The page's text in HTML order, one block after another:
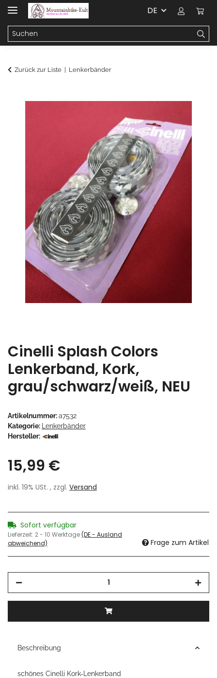
DE
Zurück zur Liste Lenkerbänder
Cinelli Splash Colors
Lenkerband, Kork,
grau/schwarz/weiß, NEU
Artikelnummer:a7532
Kategorie:
Lenkerbänder
Hersteller:
15,99 €
inkl. 19% USt. , zzgl. Versand
Sofort verfügbar
Lieferzeit: 2 - 10 Werktage(DE - Ausland
abweichend)
Frage zum Artikel
Beschreibung
schönes Cinelli Kork-Lenkerband